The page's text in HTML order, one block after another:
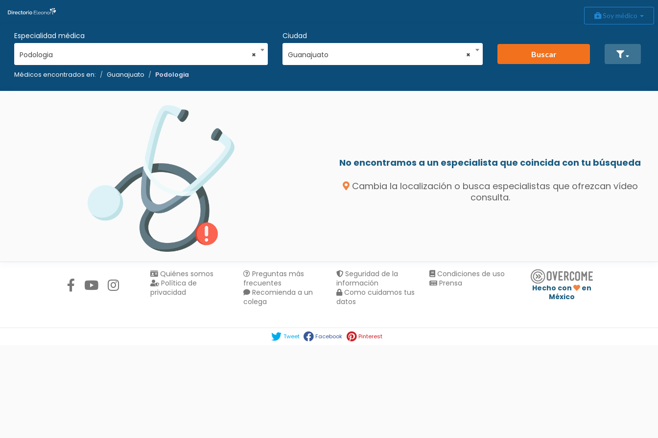
Soy médico
Especialidad médica
×
Podologia
Ciudad
×
Guanajuato Buscar
Médicos encontrados en: Guanajuato Podologia
No encontramos a un especialista que coincida con tu búsqueda
Cambia la localización o busca especialistas que ofrezcan vídeo
consulta.
Quiénes somos
Política de
privacidad
Preguntas más
frecuentes
Recomienda a un
colega
Seguridad de la
información
Como cuidamos tus
datos
Condiciones de uso
Prensa
Hecho con
en
México
Tweet Facebook Pinterest